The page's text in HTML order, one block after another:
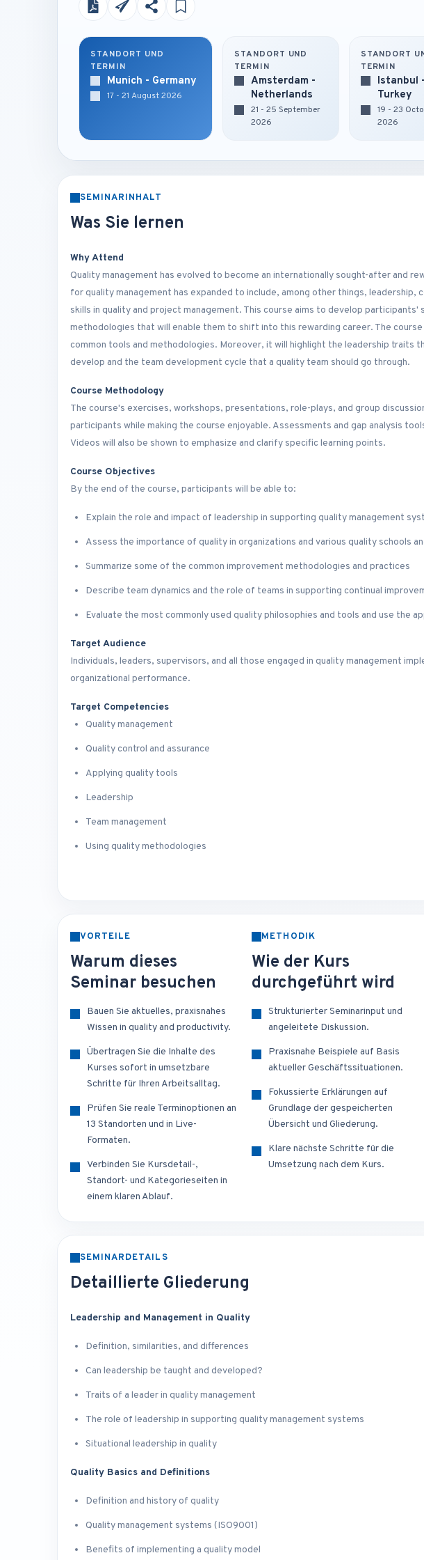
STANDORT UND
TERMIN
Munich - Germany
17 - 21 August 2026
STANDORT UND
TERMIN
Amsterdam -
Netherlands
21 - 25 September
2026
STANDORT
TERMIN
Istanbul -
Turkey
19 - 23
2026
SEMINARINHALT
Was Sie lernen
Why Attend
Quality management has evolved to become an internationally sought-after and
for quality management has expanded to include, among other things, leadership,
skills in quality and project management. This course aims to develop
methodologies that will enable them to shift into this rewarding career. The
common tools and methodologies. Moreover, it will highlight the leadership traits
develop and the team development cycle that a quality team should go through.
Course Methodology
The course's exercises, workshops, presentations, role-plays, and group
participants while making the course enjoyable. Assessments and gap analysis
Videos will also be shown to emphasize and clarify specific learning points.
Course Objectives
By the end of the course, participants will be able to:
Explain the role and impact of leadership in supporting quality management
Assess the importance of quality in organizations and various quality schools
Summarize some of the common improvement methodologies and practices
Describe team dynamics and the role of teams in supporting continual
Evaluate the most commonly used quality philosophies and tools and use the
Target Audience
Individuals, leaders, supervisors, and all those engaged in quality management
organizational performance.
Target Competencies
Quality management
Quality control and assurance
Applying quality tools
Leadership
Team management
Using quality methodologies
VORTEILE
Warum dieses
Seminar besuchen
Bauen Sie aktuelles, praxisnahes
Wissen in quality and productivity.
Übertragen Sie die Inhalte des
Kurses sofort in umsetzbare
Schritte für Ihren Arbeitsalltag.
Prüfen Sie reale Terminoptionen an
13 Standorten und in Live-
Formaten.
Verbinden Sie Kursdetail-,
Standort- und Kategorieseiten in
einem klaren Ablauf.
METHODIK
Wie der Kurs
durchgeführt wird
Strukturierter Seminarinput und
angeleitete Diskussion.
Praxisnahe Beispiele auf Basis
aktueller Geschäftssituationen.
Fokussierte Erklärungen auf
Grundlage der gespeicherten
Übersicht und Gliederung.
Klare nächste Schritte für die
Umsetzung nach dem Kurs.
SEMINARDETAILS
Detaillierte Gliederung
Leadership and Management in Quality
Definition, similarities, and differences
Can leadership be taught and developed?
Traits of a leader in quality management
The role of leadership in supporting quality management systems
Situational leadership in quality
Quality Basics and Definitions
Definition and history of quality
Quality management systems (ISO9001)
Benefits of implementing a quality model